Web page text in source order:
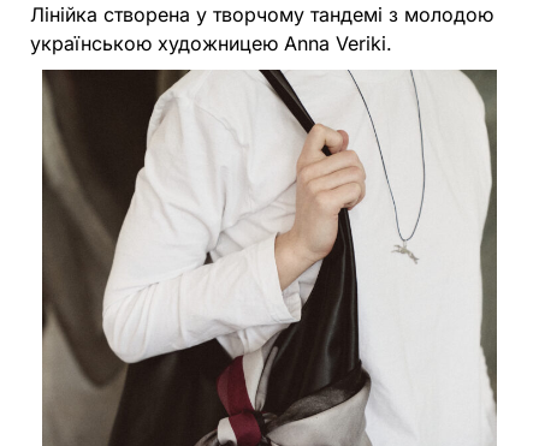
Лінійка створена у творчому тандемі з молодою
українською художницею Anna Veriki.